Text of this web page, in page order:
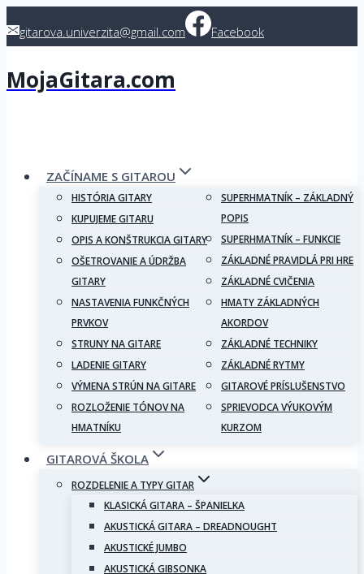
togitarova.univerzita@gmail.com Facebook
MojaGitara.com
ZAČÍNAME S GITAROU
HISTÓRIA GITARY
KUPUJEME GITARU
OPIS A KONŠTRUKCIA GITARY
OŠETROVANIE A ÚDRŽBA
GITARY
NASTAVENIA FUNKČNÝCH
PRVKOV
STRUNY NA GITARE
LADENIE GITARY
VÝMENA STRÚN NA GITARE
ROZLOŽENIE TÓNOV NA
HMATNÍKU
SUPERHMATNÍK – ZÁKLADNÝ
POPIS
SUPERHMATNÍK – FUNKCIE
ZÁKLADNÉ PRAVIDLÁ PRI HRE
ZÁKLADNÉ CVIČENIA
HMATY ZÁKLADNÝCH
AKORDOV
ZÁKLADNÉ TECHNIKY
ZÁKLADNÉ RYTMY
GITAROVÉ PRÍSLUŠENSTVO
SPRIEVODCA VÝUKOVÝM
KURZOM
GITAROVÁ ŠKOLA
ROZDELENIE A TYPY GITAR
KLASICKÁ GITARA – ŠPANIELKA
AKUSTICKÁ GITARA – DREADNOUGHT
AKUSTICKÉ JUMBO
AKUSTICKÁ GIBSONKA